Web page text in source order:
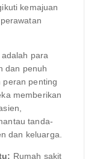
kemajuan
para
dan penuh
peran penting
memberikan
tanda-
dan keluarga.
Rumah sakit